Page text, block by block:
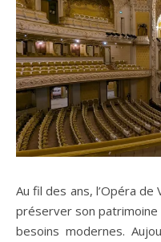
Au fil des ans, l’Opéra
préserver son
besoins modernes.